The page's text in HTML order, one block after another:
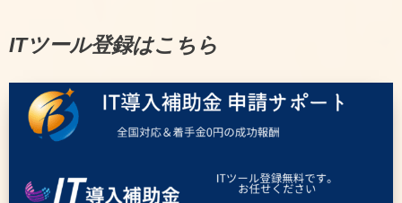
ITツール登録はこちら